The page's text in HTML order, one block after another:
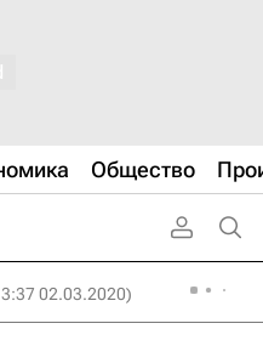
Общество
02.03.2020)